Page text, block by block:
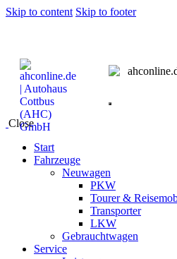
Skip to content Skip to footer
Close
Start
Fahrzeuge
Neuwagen
PKW
Tourer &
Transporter
LKW
Gebrauchtwagen
Service